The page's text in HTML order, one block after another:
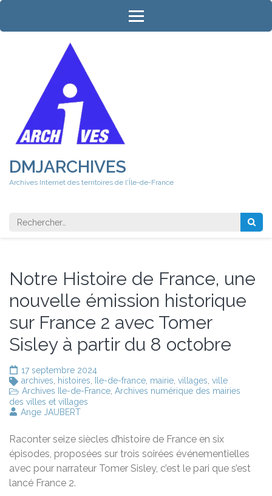
Aller
contenu
DMJARCHIVES
Archives Internet des territoires de l'Île-de-France
Rechercher
Notre Histoire de France, une
nouvelle émission historique
sur France 2 avec Tomer
Sisley à partir du 8 octobre
17 septembre 2024
archives
histoires Ile-de-france mairie villages ville
Archives Ile-de-France Archives numérique des mairies
des villes et villages
Ange JAUBERT
Raconter seize siècles d’histoire de France en six
épisodes, proposées sur trois soirées événementielles
avec pour narrateur Tomer Sisley, c’est le pari que s’est
lancé France 2.